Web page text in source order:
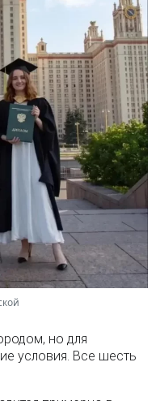
но для
условия. Все шесть